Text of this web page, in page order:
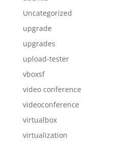
Uncategorized
upgrade
upgrades
upload-tester
vboxsf
video conference
videoconference
virtualbox
virtualization